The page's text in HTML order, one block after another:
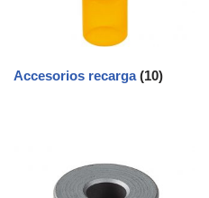
Accesorios recarga(10)